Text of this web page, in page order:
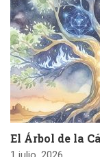
El Árbol de la